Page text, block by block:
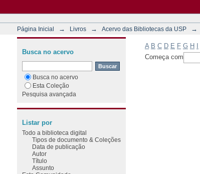
Página Inicial → Livros → Acervo das Bibliotecas da USP →
A B C D E F G H
Começa com
Busca no acervo
Busca no acervo
Esta Coleção
Pesquisa avançada
Listar por
Todo a biblioteca digital
Tipos de documento & Coleções
Data de publicação
Autor
Título
Assunto